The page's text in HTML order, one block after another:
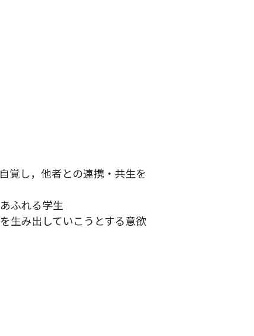
覚し，他者との連携・共生を
ふれる学生
生み出していこうとする意欲